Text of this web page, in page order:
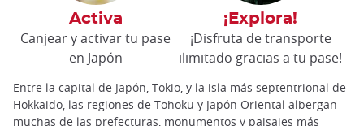
Activa
Canjear y activar tu pase
en Japón
¡Explora!
¡Disfruta de transporte
ilimitado gracias a tu pase!
Entre la capital de Japón, Tokio, y la isla más septentrional de
Hokkaido, las regiones de Tohoku y Japón Oriental albergan
muchas de las prefecturas, monumentos y paisajes más